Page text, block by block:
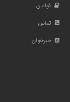
قوانین
تماس
خبرخوان